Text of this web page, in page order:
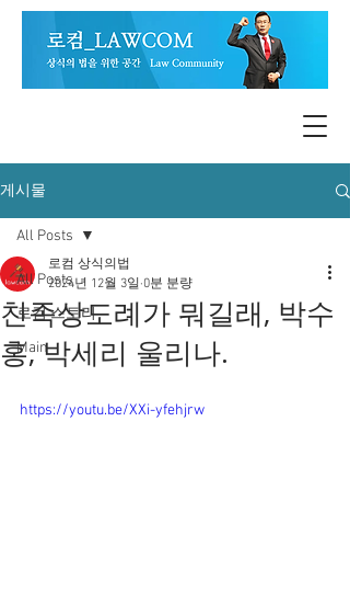
게시물
All Posts
로컴 스토리
Main
All Posts
친족상도례가 뭐길래, 박수
홍, 박세리 울리나.
로컴 상식의법
2024년 12월 3일 0분 분량
https://youtu.be/XXi-yfehjrw